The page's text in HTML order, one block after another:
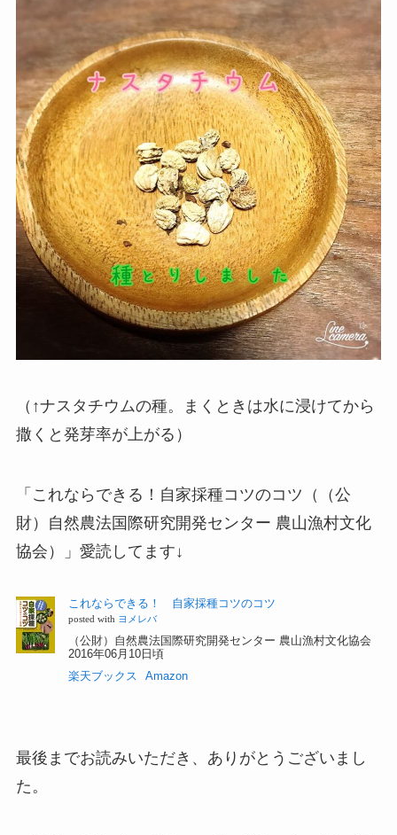
（↑ナスタチウムの種。まくときは水に浸けてから
撒くと発芽率が上がる）
「これならできる！自家採種コツのコツ（（公
財）自然農法国際研究開発センター 農山漁村文化
協会）」愛読してます↓
これならできる！ 自家採種コツのコツ
posted with ヨメレバ
（公財）自然農法国際研究開発センター 農山漁村文化協会
2016年06月10日頃
楽天ブックス
Amazon
最後までお読みいただき、ありがとうございまし
た。